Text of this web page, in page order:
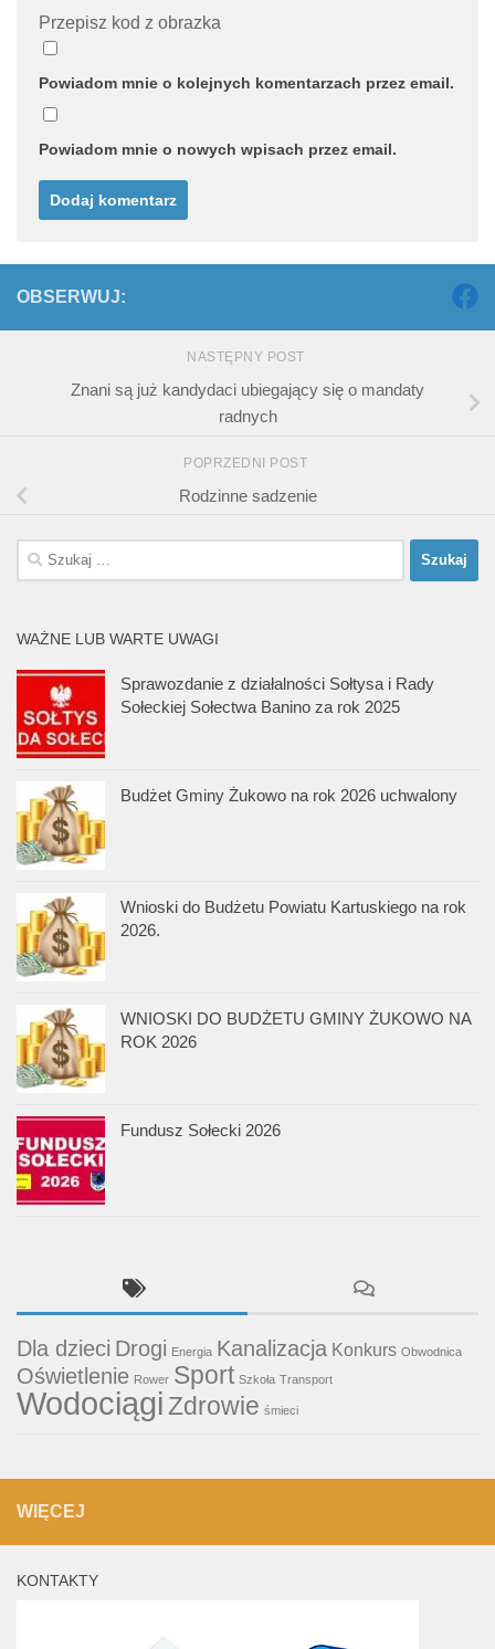
Przepisz kod z obrazka
Powiadom mnie o kolejnych komentarzach przez email.
Powiadom mnie o nowych wpisach przez email.
OBSERWUJ:
NASTĘPNY POST
Znani są już kandydaci ubiegający się o mandaty
radnych
POPRZEDNI POST
Rodzinne sadzenie
Szukaj:
WAŻNE LUB WARTE UWAGI
Sprawozdanie z działalności Sołtysa i Rady
Sołeckiej Sołectwa Banino za rok 2025
Budżet Gminy Żukowo na rok 2026 uchwalony
Wnioski do Budżetu Powiatu Kartuskiego na rok
2026.
WNIOSKI DO BUDŻETU GMINY ŻUKOWO NA
ROK 2026
Fundusz Sołecki 2026
Dla dzieci Drogi Energia Kanalizacja Konkurs Obwodnica
Oświetlenie Rower Sport Szkoła Transport
WodociągiZdrowie śmieci
WIĘCEJ
KONTAKTY